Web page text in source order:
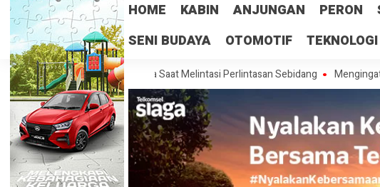
HOME KABIN ANJUNGAN PERON
SENI BUDAYA
OTOMOTIF TEKNOLOGI
Truk Waspada Saat Melintasi Perlintasan Sebidang Mengingat 3 Dosa